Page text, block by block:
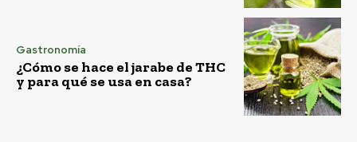
Gastronomía
¿Cómo se hace el jarabe de THC
y para qué se usa en casa?